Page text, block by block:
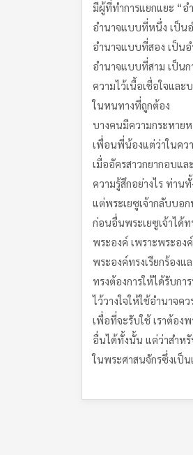
มีผู้ที่ทำการแยกแยะ “
อำนาจแบบที่หนึ่ง เป็น
อำนาจแบบที่สอง เป็น
อำนาจแบบที่สาม เป็นก
ความไว้เนื้อเชื่อใจแล
ในหนทางที่ถูกต้อง
บางคนมีความกระหาย
เพื่อนพี่น้องแต่ว่าในคว
เมื่ออัครสาวกยากอบแ
ความรู้สึกอย่างไร ท่าน
แต่พระเยซูเจ้ากลับบอ
ก่อนอื่นพระเยซูเจ้าได้
พระองค์ เพราะพระอง
พระองค์ทรงเรียกร้อง
ทรงต้องการให้ได้รับก
ไว้วางใจให้ใช้อำนาจ
เพื่อที่จะรับใช้ เราต้อง
อื่นได้ทั้งนั้น แต่ว่าสำห
ในพระศาสนจักรซึ่งเป็